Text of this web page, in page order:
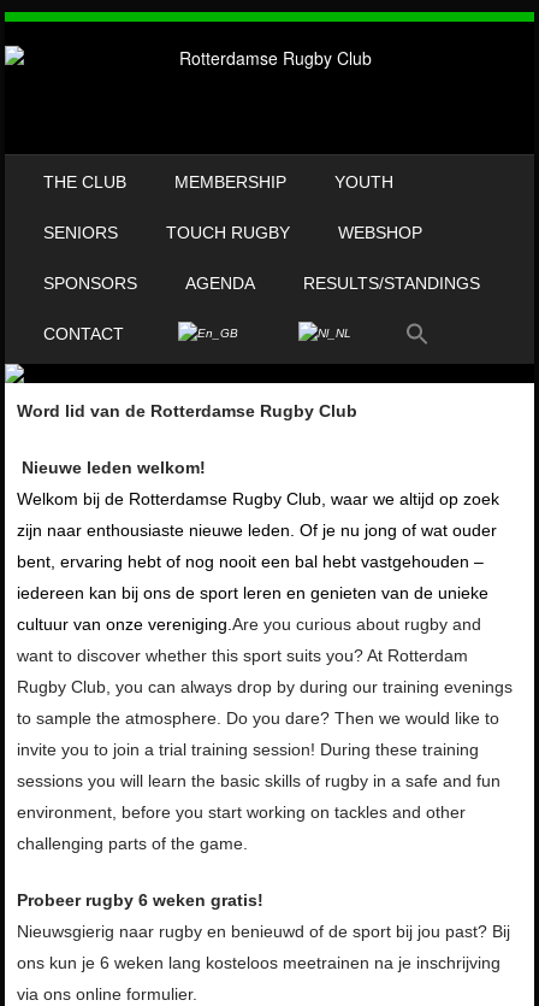
THE CLUB MEMBERSHIP YOUTH
SENIORS TOUCH RUGBY WEBSHOP
SPONSORS AGENDA RESULTS/STANDINGS
CONTACT
Word lid van de Rotterdamse Rugby Club
Nieuwe leden welkom!
Welkom bij de Rotterdamse Rugby Club, waar we altijd op zoek
zijn naar enthousiaste nieuwe leden. Of je nu jong of wat ouder
bent, ervaring hebt of nog nooit een bal hebt vastgehouden –
iedereen kan bij ons de sport leren en genieten van de unieke
cultuur van onze vereniging.Are you curious about rugby and
want to discover whether this sport suits you? At Rotterdam
Rugby Club, you can always drop by during our training evenings
to sample the atmosphere. Do you dare? Then we would like to
invite you to join a trial training session! During these training
sessions you will learn the basic skills of rugby in a safe and fun
environment, before you start working on tackles and other
challenging parts of the game.
Probeer rugby 6 weken gratis!
Nieuwsgierig naar rugby en benieuwd of de sport bij jou past? Bij
ons kun je 6 weken lang kosteloos meetrainen na je inschrijving
via ons online formulier.